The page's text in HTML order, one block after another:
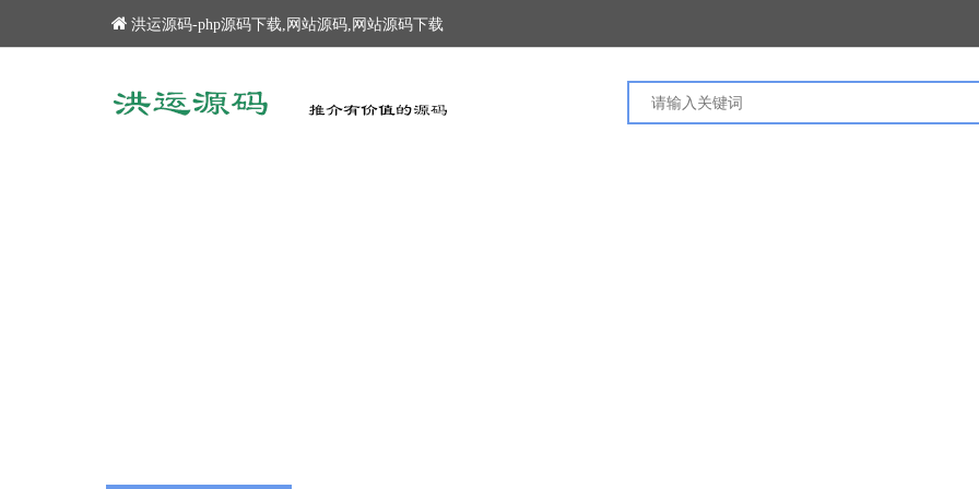
洪运源码-php源码下载,网站源码,网站源码下载